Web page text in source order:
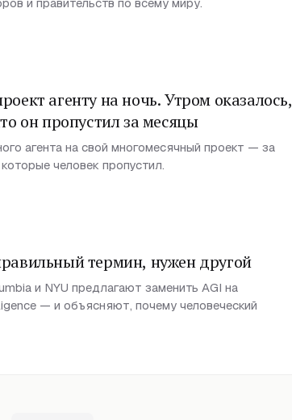
агенту на ночь. Утром оказалось,
он пропустил за месяцы
агента на свой многомесячный проект — за
человек пропустил.
термин, нужен другой
и NYU предлагают заменить AGI на
— и объясняют, почему человеческий